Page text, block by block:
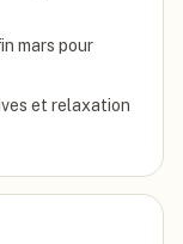
mars pour
et relaxation